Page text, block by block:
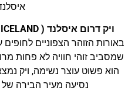
ויק דרום איסלנד ( VÍK & SOUTH ICELAND)
באורות הזוהר הצפוניים
שמסביב זוהי חוויה לא פחות
הוא פשוט עוצר נשימה, ויק
נסיעה מעיר הבירה של